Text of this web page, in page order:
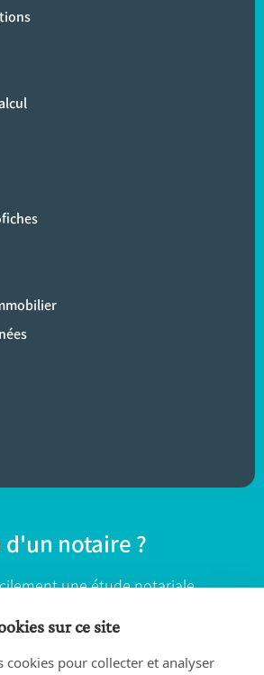
d'un notaire ?
une étude notariale
vous.
UN NOTAIRE
sur ce site
cookies pour collecter et analyser